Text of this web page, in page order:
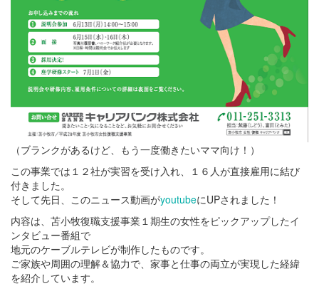
（ブランクがあるけど、もう一度働きたいママ向け！）
この事業では１２社が実習を受け入れ、１６人が直接雇用に結び
付きました。
そして先日、このニュース動画がyoutubeにUPされました！
内容は、苫小牧復職支援事業１期生の女性をピックアップしたイ
ンタビュー番組で
地元のケーブルテレビが制作したものです。
ご家族や周囲の理解＆協力で、家事と仕事の両立が実現した経緯
を紹介しています。